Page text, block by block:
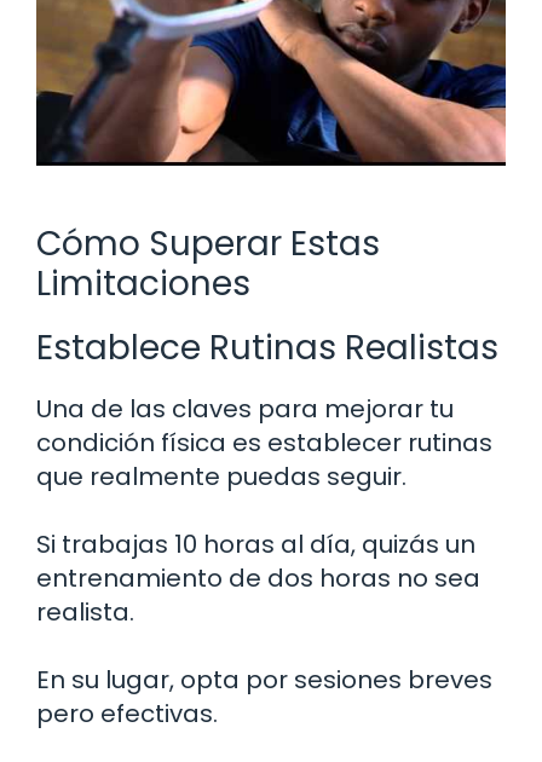
Cómo Superar Estas
Limitaciones
Establece Rutinas Realistas
Una de las claves para mejorar tu
condición física es establecer rutinas
que realmente puedas seguir.
Si trabajas 10 horas al día, quizás un
entrenamiento de dos horas no sea
realista.
En su lugar, opta por sesiones breves
pero efectivas.